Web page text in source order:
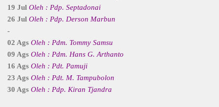
19 Jul Oleh : Pdp. Septadonai
26 Jul Oleh : Pdp. Derson Marbun
-
02 Ags Oleh : Pdm. Tommy Samsu
09 Ags Oleh : Pdm. Hans G. Arthanto
16 Ags Oleh : Pdt. Pamuji
23 Ags Oleh : Pdt. M. Tampubolon
30 Ags Oleh : Pdp. Kiran Tjandra